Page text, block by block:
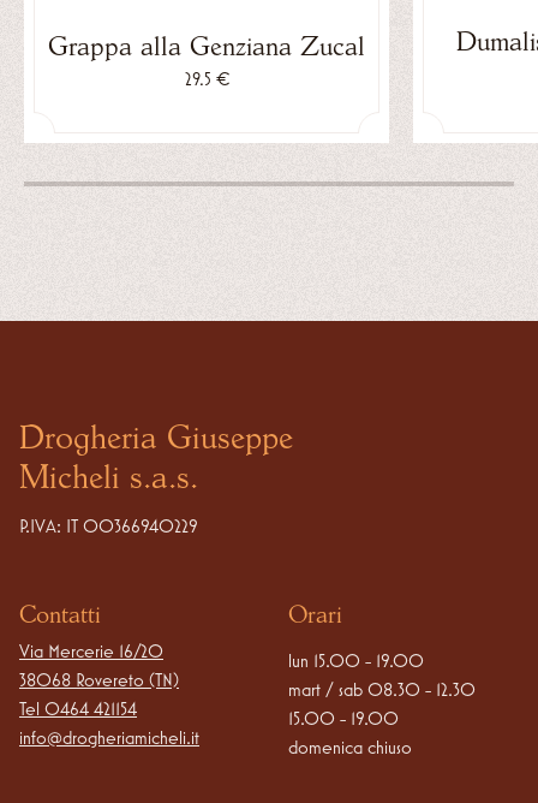
Grappa alla Genziana Zucal
29.5 €
Drogheria Giuseppe
Micheli s.a.s.
P.IVA: IT 00366940229
Contatti
Via Mercerie 16/20
38068 Rovereto (TN)
Tel 0464 421154
info@drogheriamicheli.it
Orari
lun 15.00 - 19.00
mart / sab 08.30 - 12.30
15.00 - 19.00
domenica chiuso